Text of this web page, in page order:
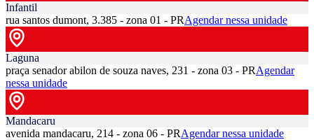
Infantil
rua santos dumont, 3.385 - zona 01 - PRAgendar nessa unidade
Laguna
praça senador abilon de souza naves, 231 - zona 03 - PRAgendar
nessa unidade
Mandacaru
avenida mandacaru, 214 - zona 06 - PRAgendar nessa unidade